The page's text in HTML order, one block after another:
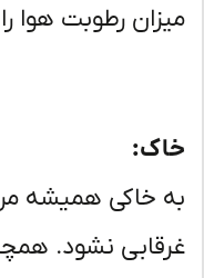
رطوبت هوا را
خاکی همیشه مرطوب
نشود. همچنین